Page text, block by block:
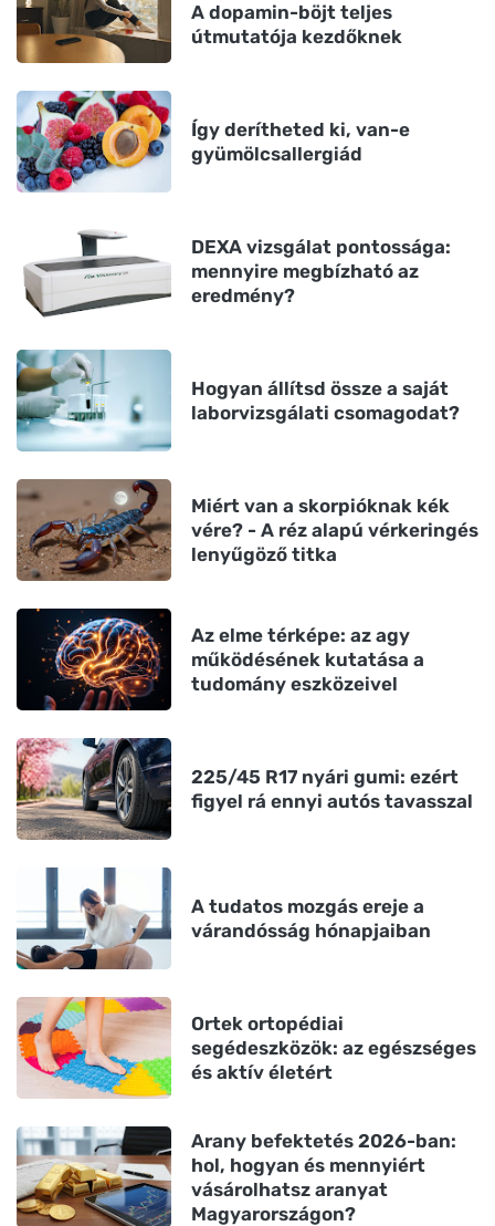
A dopamin-böjt teljes
útmutatója kezdőknek
Így derítheted ki, van-e
gyümölcsallergiád
DEXA vizsgálat pontossága:
mennyire megbízható az
eredmény?
Hogyan állítsd össze a saját
laborvizsgálati csomagodat?
Miért van a skorpióknak kék
vére? - A réz alapú vérkeringés
lenyűgöző titka
Az elme térképe: az agy
működésének kutatása a
tudomány eszközeivel
225/45 R17 nyári gumi: ezért
figyel rá ennyi autós tavasszal
A tudatos mozgás ereje a
várandósság hónapjaiban
Ortek ortopédiai
segédeszközök: az egészséges
és aktív életért
Arany befektetés 2026-ban:
hol, hogyan és mennyiért
vásárolhatsz aranyat
Magyarországon?